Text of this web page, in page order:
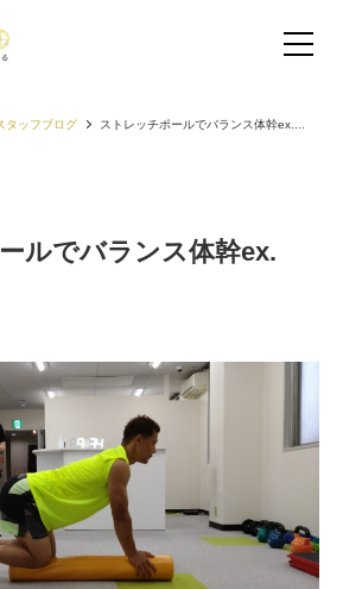
お客様の声（30代以下）
お客様の声（40代）
お客様の声（50代以上）
お客様の声（男性）
タッフブログ ストレッチポールでバランス体幹ex....
ルでバランス体幹ex.